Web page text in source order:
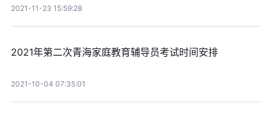
2021-11-23 15:59:28
2021年第二次青海家庭教育辅导员考试时间安排
2021-10-04 07:35:01